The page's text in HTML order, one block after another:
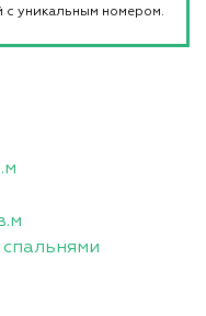
с уникальным номером.